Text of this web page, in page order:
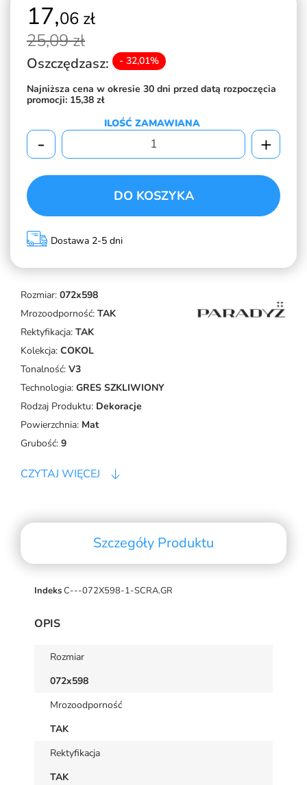
Rozmiar: 072x598
Mrozoodporność: TAK
Rektyfikacja: TAK
Kolekcja: COKOL
Tonalność: V3
Technologia: GRES SZKLIWIONY
Rodzaj Produktu: Dekoracje
Powierzchnia: Mat
Grubość: 9
CZYTAJ WIĘCEJ
17,06 zł
25,09 zł
Oszczędzasz: - 32,01%
Najniższa cena w okresie 30 dni przed datą rozpoczęcia
promocji: 15,38 zł
ILOŚĆ ZAMAWIANA
- +
DO KOSZYKA
Dostawa 2-5 dni
Szczegóły Produktu
IndeksC---072X598-1-SCRA.GR
OPIS
Rozmiar
072x598
Mrozoodporność
TAK
Rektyfikacja
TAK